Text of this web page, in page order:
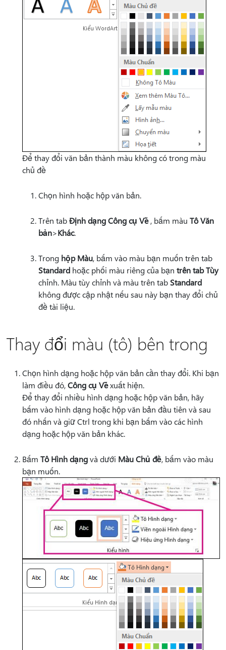
Để thay đổi văn bản thành màu không có trong màu
chủ đề
Chọn hình hoặc hộp văn bản.
Trên tabĐịnh dạng Công cụ Vẽ, bấm màu Tô Văn
bản>Khác.
Trong hộp Màu, bấm vào màu bạn muốn trên tab
Standard hoặc phối màu riêng của bạn trên tab Tùy
chỉnh. Màu tùy chỉnh và màu trên tab Standard
không được cập nhật nếu sau này bạn thay đổi chủ
đề tài liệu.
Thay đổi màu (tô) bên trong
Chọn hình dạng hoặc hộp văn bản cần thay đổi. Khi bạn
làm điều đó,Công cụ Vẽxuất hiện.
Để thay đổi nhiều hình dạng hoặc hộp văn bản, hãy
bấm vào hình dạng hoặc hộp văn bản đầu tiên và sau
đó nhấn và giữ Ctrl trong khi bạn bấm vào các hình
dạng hoặc hộp văn bản khác.
Bấm Tô Hình dạngvà dưới Màu Chủ đề, bấm vào màu
bạn muốn.